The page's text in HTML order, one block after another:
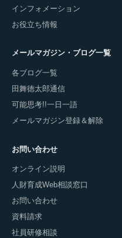
インフォメーション
お役立ち情報
メールマガジン・ブログ一覧
各ブログ一覧
田舞徳太郎通信
可能思考!!一日一語
メールマガジン登録＆解除
お問い合わせ
オンライン説明
人財育成Web相談窓口
お問い合わせ
資料請求
社員研修相談